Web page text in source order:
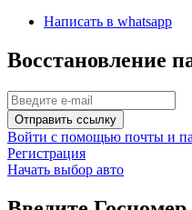
Написать в whatsapp
Восстановление
Отправить ссылку
Войти с помощью почты и
Регистрация
Начать выбор авто